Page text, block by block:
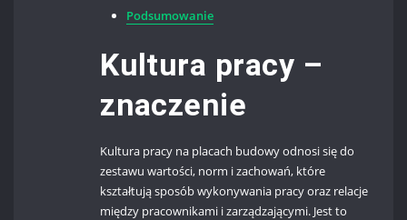
Podsumowanie
Kultura pracy –
znaczenie
Kultura pracy na placach budowy odnosi się do
zestawu wartości, norm i zachowań, które
kształtują sposób wykonywania pracy oraz relacje
między pracownikami i zarządzającymi. Jest to